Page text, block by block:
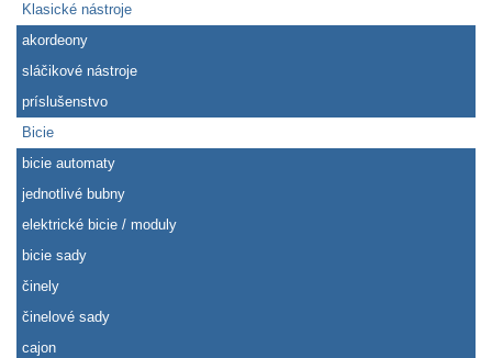
Klasické nástroje
akordeony
sláčikové nástroje
príslušenstvo
Bicie
bicie automaty
jednotlivé bubny
elektrické bicie / moduly
bicie sady
činely
činelové sady
cajon